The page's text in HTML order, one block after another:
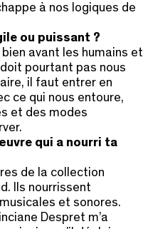
à nos logiques de
ou puissant ?
avant les humains et
pourtant pas nous
il faut entrer en
ce qui nous entoure,
et des modes
qui a nourri ta
de la collection
Ils nourrissent
et sonores.
Despret m’a